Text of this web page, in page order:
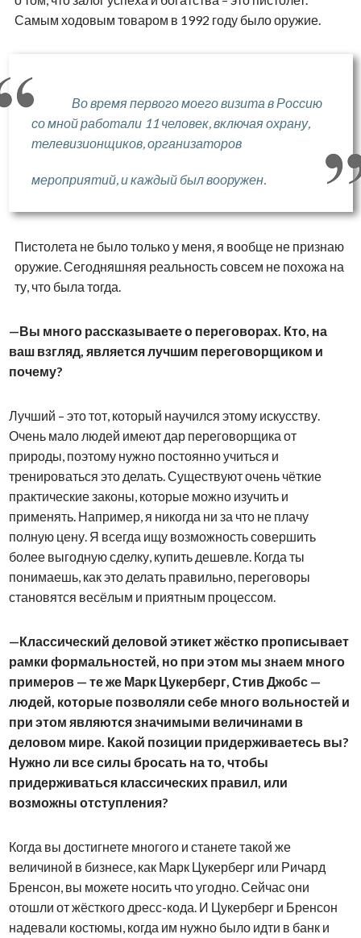
Самым ходовым товаром в 1992 году было оружие.
Во время первого моего визита в Россию
со мной работали 11 человек, включая охрану,
телевизионщиков, организаторов
мероприятий, и каждый был вооружен.
Пистолета не было только у меня, я вообще не признаю
оружие. Сегодняшняя реальность совсем не похожа на
ту, что была тогда.
Вы много рассказываете о переговорах. Кто, на
ваш взгляд, является лучшим переговорщиком и
почему?
Лучший – это тот, который научился этому искусству.
Очень мало людей имеют дар переговорщика от
природы, поэтому нужно постоянно учиться и
тренироваться это делать. Существуют очень чёткие
практические законы, которые можно изучить и
применять. Например, я никогда ни за что не плачу
полную цену. Я всегда ищу возможность совершить
более выгодную сделку, купить дешевле. Когда ты
понимаешь, как это делать правильно, переговоры
становятся весёлым и приятным процессом.
Классический деловой этикет жёстко прописывает
рамки формальностей, но при этом мы знаем много
примеров — те же Марк Цукерберг, Стив Джобс —
людей, которые позволяли себе много вольностей и
при этом являются значимыми величинами в
деловом мире. Какой позиции придерживаетесь вы?
Нужно ли все силы бросать на то, чтобы
придерживаться классических правил, или
возможны отступления?
Когда вы достигнете многого и станете такой же
величиной в бизнесе, как Марк Цукерберг или Ричард
Бренсон, вы можете носить что угодно. Сейчас они
отошли от жёсткого дресс-кода. И Цукерберг и Бренсон
надевали костюмы, когда им нужно было идти в банк и